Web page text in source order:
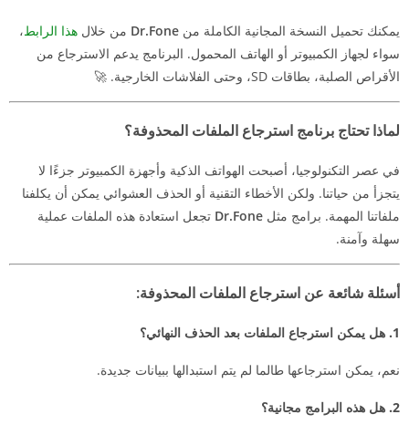
يمكنك تحميل النسخة المجانية الكاملة من Dr.Fone من خلال هذا الرابط،
سواء لجهاز الكمبيوتر أو الهاتف المحمول. البرنامج يدعم الاسترجاع من
الأقراص الصلبة، بطاقات SD، وحتى الفلاشات الخارجية. 🚀
لماذا تحتاج برنامج استرجاع الملفات المحذوفة؟
في عصر التكنولوجيا، أصبحت الهواتف الذكية وأجهزة الكمبيوتر جزءًا لا
يتجزأ من حياتنا. ولكن الأخطاء التقنية أو الحذف العشوائي يمكن أن يكلفنا
ملفاتنا المهمة. برامج مثل Dr.Fone تجعل استعادة هذه الملفات عملية
سهلة وآمنة.
أسئلة شائعة عن استرجاع الملفات المحذوفة:
1. هل يمكن استرجاع الملفات بعد الحذف النهائي؟
نعم، يمكن استرجاعها طالما لم يتم استبدالها ببيانات جديدة.
2. هل هذه البرامج مجانية؟